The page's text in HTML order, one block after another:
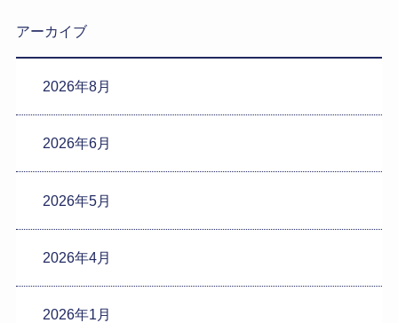
アーカイブ
2026年8月
2026年6月
2026年5月
2026年4月
2026年1月